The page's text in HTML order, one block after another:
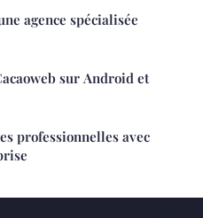
agence spécialisée
sur Android et
professionnelles avec